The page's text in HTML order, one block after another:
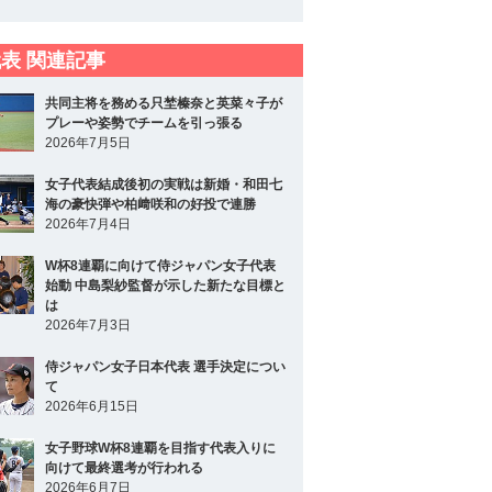
関連記事
共同主将を務める只埜榛奈と英菜々子が
プレーや姿勢でチームを引っ張る
2026年7月5日
女子代表結成後初の実戦は新婚・和田七
海の豪快弾や柏﨑咲和の好投で連勝
2026年7月4日
W杯8連覇に向けて侍ジャパン女子代表
始動 中島梨紗監督が示した新たな目標と
は
2026年7月3日
侍ジャパン女子日本代表 選手決定につい
て
2026年6月15日
女子野球W杯8連覇を目指す代表入りに
向けて最終選考が行われる
2026年6月7日